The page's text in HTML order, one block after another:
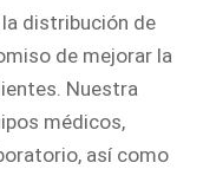
distribución de
de mejorar la
Nuestra
médicos,
así como